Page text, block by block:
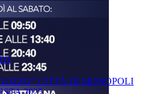
CITTÀ DI MONOPOLI